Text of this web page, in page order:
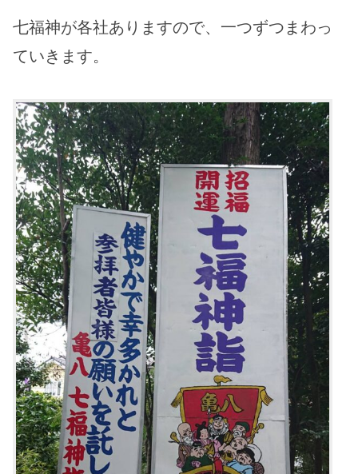
七福神が各社ありますので、一つずつまわっ
ていきます。